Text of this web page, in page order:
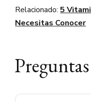
Relacionado:5
Necesitas Conocer